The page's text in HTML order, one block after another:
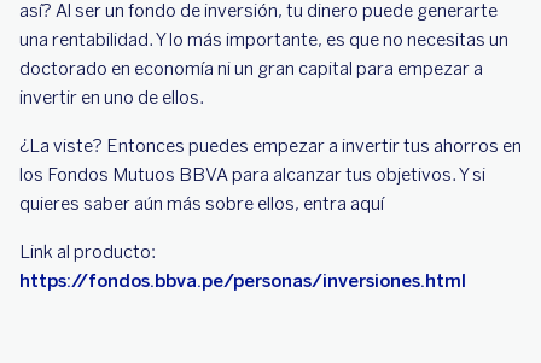
así? Al ser un fondo de inversión, tu dinero puede generarte
una rentabilidad. Y lo más importante, es que no necesitas un
doctorado en economía ni un gran capital para empezar a
invertir en uno de ellos.
¿La viste? Entonces puedes empezar a invertir tus ahorros en
los Fondos Mutuos BBVA para alcanzar tus objetivos. Y si
quieres saber aún más sobre ellos, entra aquí
Link al producto:
https://fondos.bbva.pe/personas/inversiones.html